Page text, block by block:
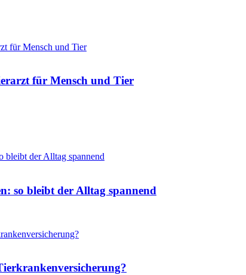
für Mensch und Tier
so bleibt der Alltag spannend